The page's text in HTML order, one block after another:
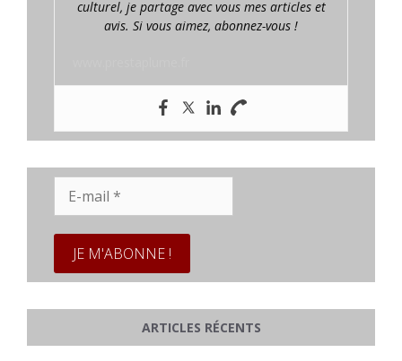
culturel, je partage avec vous mes articles et
avis. Si vous aimez, abonnez-vous !
mail
ARTICLES RÉCENTS